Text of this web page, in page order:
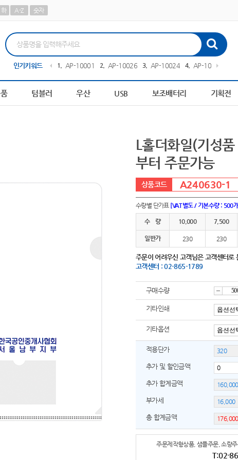
하 A-Z 숫자
인기키워드
10 AP-100209 1 AP-100013 2 AP-100267 3 AP-100242 4 AP-100378
텀블러 우산 USB 보조배터리 기획전
L홀더화일(기성
부터 주문가능
A240630-1
수량별 단가표 [VAT별도 / 기본수량 : 500
수 량 10,000 7,500
일반가 230 230
주문이 어려우신 고객님은 고객센터로
고객센터 : 02-865-1789
구매수량
감
소
기타인쇄
기타옵션
적용단가
추가 및 할인금액
추가 합계금액
부가세
총 합계금액
주문제작형상품, 샘플주문, 소량
T:02-